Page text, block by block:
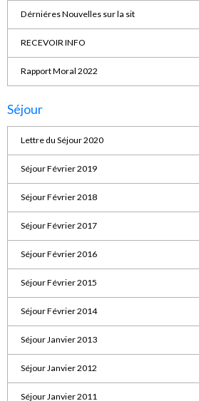
Dérniéres Nouvelles sur la sit
RECEVOIR INFO
Rapport Moral 2022
Séjour
Lettre du Séjour 2020
Séjour Février 2019
Séjour Février 2018
Séjour Février 2017
Séjour Février 2016
Séjour Février 2015
Séjour Février 2014
Séjour Janvier 2013
Séjour Janvier 2012
Séjour Janvier 2011